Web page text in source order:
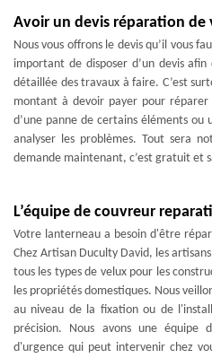
Avoir un devis réparation de
Nous vous offrons le devis qu’il vous
important de disposer d’un devis
détaillée des travaux à faire. C’est
montant à devoir payer pour
d’une panne de certains éléments
analyser les problèmes. Tout sera
demande maintenant, c’est gratuit et
L’équipe de couvreur
Votre lanterneau a besoin d'être
Chez Artisan Duculty David, les
tous les types de velux pour les
les propriétés domestiques. Nous
au niveau de la fixation ou de
précision. Nous avons une équipe
d'urgence qui peut intervenir chez